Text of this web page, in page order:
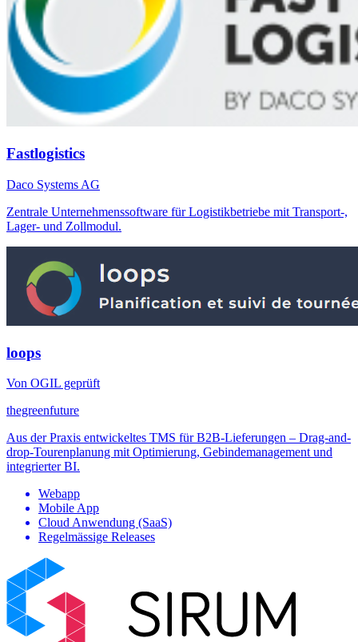
Fastlogistics
Daco Systems AG
Zentrale Unternehmenssoftware für Logistikbetriebe mit Transport-,
Lager- und Zollmodul.
loops
Von OGIL geprüft
thegreenfuture
Aus der Praxis entwickeltes TMS für B2B-Lieferungen – Drag-and-
drop-Tourenplanung mit Optimierung, Gebindemanagement und
integrierter BI.
Webapp
Mobile App
Cloud Anwendung (SaaS)
Regelmässige Releases